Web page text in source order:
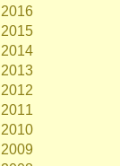
2016
2015
2014
2013
2012
2011
2010
2009